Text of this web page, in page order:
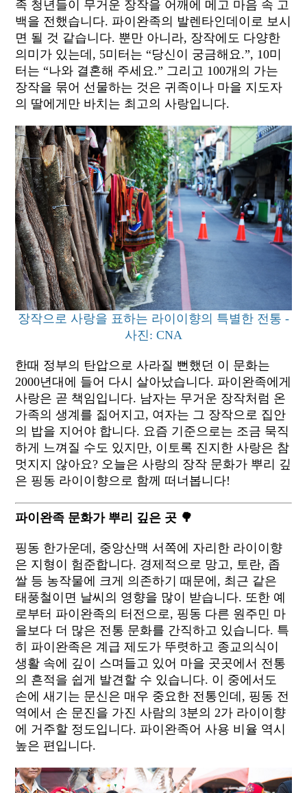
족 청년들이 무거운 장작을 어깨에 메고 마음 속 고
백을 전했습니다. 파이완족의 발렌타인데이로 보시
면 될 것 같습니다. 뿐만 아니라, 장작에도 다양한
의미가 있는데, 5미터는 “당신이 궁금해요.”, 10미
터는 “나와 결혼해 주세요.” 그리고 100개의 가는
장작을 묶어 선물하는 것은 귀족이나 마을 지도자
의 딸에게만 바치는 최고의 사랑입니다.
장작으로 사랑을 표하는 라이이향의 특별한 전통 -
사진: CNA
한때 정부의 탄압으로 사라질 뻔했던 이 문화는
2000년대에 들어 다시 살아났습니다. 파이완족에게
사랑은 곧 책임입니다. 남자는 무거운 장작처럼 온
가족의 생계를 짊어지고, 여자는 그 장작으로 집안
의 밥을 지어야 합니다. 요즘 기준으로는 조금 묵직
하게 느껴질 수도 있지만, 이토록 진지한 사랑은 참
멋지지 않아요? 오늘은 사랑의 장작 문화가 뿌리 깊
은 핑동 라이이향으로 함께 떠너봅니다!
파이완족 문화가 뿌리 깊은 곳 🌳
핑동 한가운데, 중앙산맥 서쪽에 자리한 라이이향
은 지형이 험준합니다. 경제적으로 망고, 토란, 좁
쌀 등 농작물에 크게 의존하기 때문에, 최근 같은
태풍철이면 날씨의 영향을 많이 받습니다. 또한 예
로부터 파이완족의 터전으로, 핑동 다른 원주민 마
을보다 더 많은 전통 문화를 간직하고 있습니다. 특
히 파이완족은 계급 제도가 뚜렷하고 종교의식이
생활 속에 깊이 스며들고 있어 마을 곳곳에서 전통
의 흔적을 쉽게 발견할 수 있습니다. 이 중에서도
손에 새기는 문신은 매우 중요한 전통인데, 핑동 전
역에서 손 문진을 가진 사람의 3분의 2가 라이이향
에 거주할 정도입니다. 파이완족어 사용 비율 역시
높은 편입니다.